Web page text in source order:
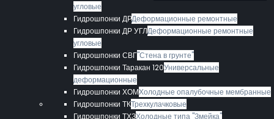
угловые
Гидрошпонки ДРДеформационные ремонтные
Гидрошпонки ДР УГЛДеформационные ремонтные
угловые
Гидрошпонки СВГ"Стена в грунте"
Гидрошпонки Таракан 120Универсальные
деформационные
Гидрошпонки ХОМХолодные опалубочные мембранные
Гидрошпонки ТКТрехкулачковые
Гидрошпонки ТХЗХолодные типа "Змейка"